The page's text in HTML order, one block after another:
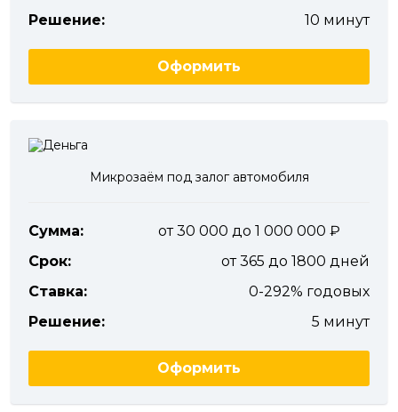
Решение:
10 минут
Оформить
Микрозаём под залог автомобиля
Сумма:
от 30 000 до 1 000 000
Срок:
от 365 до 1800 дней
Ставка:
0-292% годовых
Решение:
5 минут
Оформить